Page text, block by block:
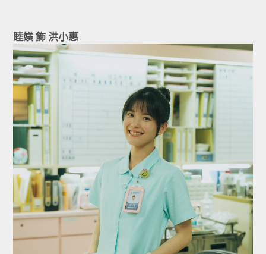
睦媄 飾 洪小惠